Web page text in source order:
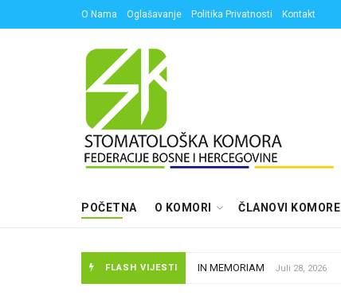
O Nama Oglašavanje Politika Privatnosti Kontakt
POČETNA O KOMORI ČLANOVI KOMORE
FLASH VIJESTI IN MEMORIAM Juli 28, 2026